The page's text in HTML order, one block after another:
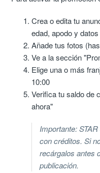
Crea o edita tu
edad, apodo y
Añade tus fotos
Ve a la sección
Elige una o más
10:00
Verifica tu saldo de
ahora"
Importante:
con créditos. Si
recárgalos antes
publicación.